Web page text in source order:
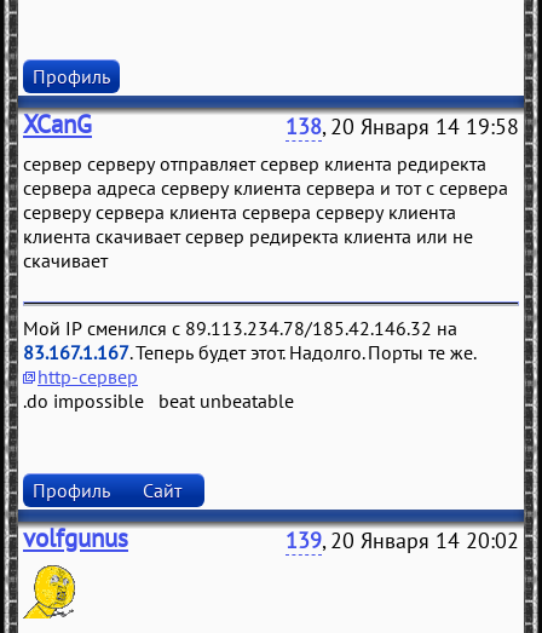
Профиль
XCanG 138, 20 Января 14 19:58
сервер серверу отправляет сервер клиента редиректа
сервера адреса серверу клиента сервера и тот с сервера
серверу сервера клиента сервера серверу клиента
клиента скачивает сервер редиректа клиента или не
скачивает
Мой IP сменился с 89.113.234.78/185.42.146.32 на
83.167.1.167. Теперь будет этот. Надолго. Порты те же.
http-сервер
.do impossible beat unbeatable
Профиль Сайт
volfgunus 139, 20 Января 14 20:02